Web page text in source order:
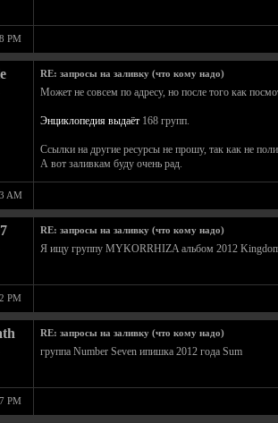
PM
RE: запросы на заливку (что кому надо)
Может не совсем по адресу, но после того как
Энциклопедия выдаёт 168 групп.
Ссылки на другие ресурсы не прошу, так как не
А вот заливкам буду очень рад.
AM
RE: запросы на заливку (что кому надо)
Я ищу группу MYKORRHIZA альбом 2012
PM
RE: запросы на заливку (что кому надо)
группа Number Seven ипишка 2012 года Sum
PM